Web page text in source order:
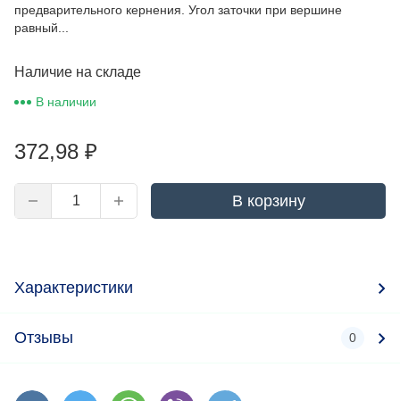
предварительного кернения. Угол заточки при вершине
равный...
Наличие на складе
В наличии
372,98 ₽
В корзину
Характеристики
Отзывы 0